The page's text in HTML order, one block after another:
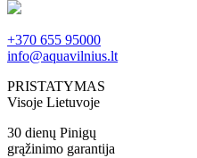
+370 655 95000
info@aquavilnius.lt
PRISTATYMAS
Visoje Lietuvoje
30 dienų Pinigų
grąžinimo garantija